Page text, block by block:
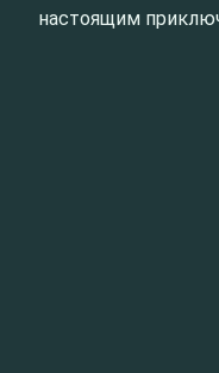
настоящим